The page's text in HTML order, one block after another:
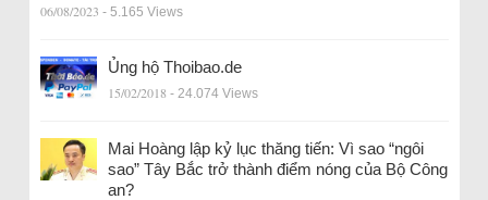
06/08/2023 - 5.165 Views
Ủng hộ Thoibao.de
15/02/2018 - 24.074 Views
Mai Hoàng lập kỷ lục thăng tiến: Vì sao “ngôi
sao” Tây Bắc trở thành điểm nóng của Bộ Công
an?